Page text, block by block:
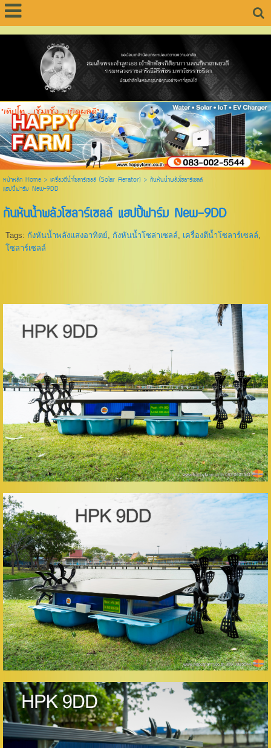
"เติบโต .. เข้มแข็ง .. เกิดผลดี"
หน้าหลัก Home> เครื่องตีน้ำโซลาร์เซลล์ (Solar Aerator)> กันหันน้ำพลังโซลาร์เซลล์
แฮปปี้ฟาร์ม New-9DD
กันหันน้ำพลังโซลาร์เซลล์ แฮปปี้ฟาร์ม New-9DD
Tags: กังหันน้ำพลังแสงอาทิตย์, กังหันน้ำโซล่าเซลล์, เครื่องตีน้ำโซลาร์เซลล์,
โซลาร์เซลล์